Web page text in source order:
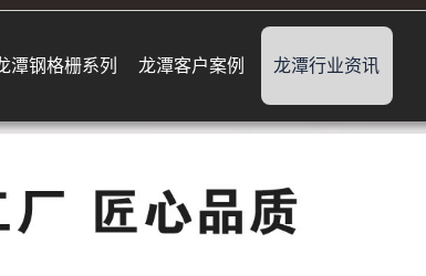
潭钢格栅系列 龙潭客户案例 龙潭行业资讯